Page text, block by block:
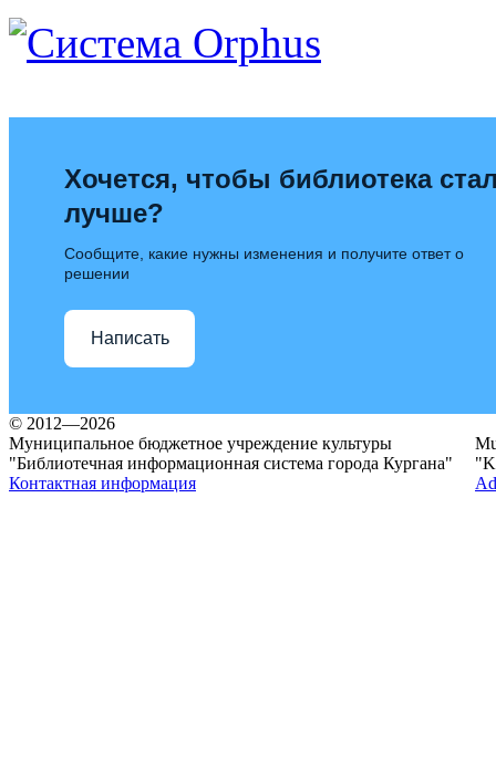
Хочется, чтобы библиотека
лучше?
Сообщите, какие нужны изменения и получите ответ о
решении
Написать
© 2012—2026
Муниципальное бюджетное учреждение культуры
"Библиотечная информационная система города Кургана"
Контактная информация